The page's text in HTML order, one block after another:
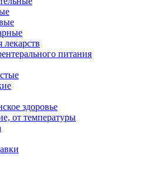
лекарств
питания
здоровье
от температуры